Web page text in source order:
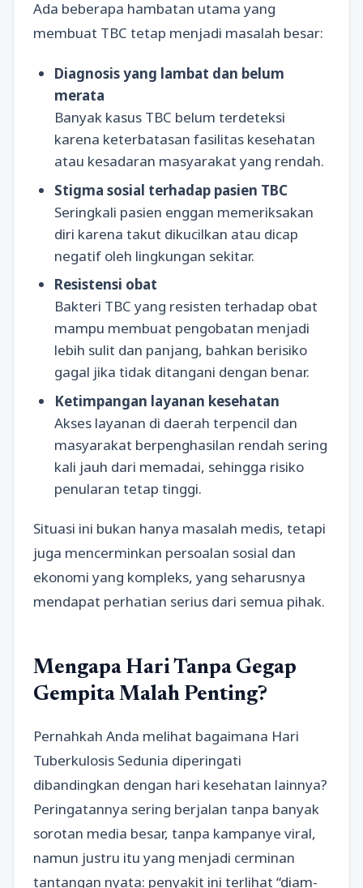
Ada beberapa hambatan utama yang
membuat TBC tetap menjadi masalah besar:
Diagnosis yang lambat dan belum
merata
Banyak kasus TBC belum terdeteksi
karena keterbatasan fasilitas kesehatan
atau kesadaran masyarakat yang rendah.
Stigma sosial terhadap pasien TBC
Seringkali pasien enggan memeriksakan
diri karena takut dikucilkan atau dicap
negatif oleh lingkungan sekitar.
Resistensi obat
Bakteri TBC yang resisten terhadap obat
mampu membuat pengobatan menjadi
lebih sulit dan panjang, bahkan berisiko
gagal jika tidak ditangani dengan benar.
Ketimpangan layanan kesehatan
Akses layanan di daerah terpencil dan
masyarakat berpenghasilan rendah sering
kali jauh dari memadai, sehingga risiko
penularan tetap tinggi.
Situasi ini bukan hanya masalah medis, tetapi
juga mencerminkan persoalan sosial dan
ekonomi yang kompleks, yang seharusnya
mendapat perhatian serius dari semua pihak.
Mengapa Hari Tanpa Gegap
Gempita Malah Penting?
Pernahkah Anda melihat bagaimana Hari
Tuberkulosis Sedunia diperingati
dibandingkan dengan hari kesehatan lainnya?
Peringatannya sering berjalan tanpa banyak
sorotan media besar, tanpa kampanye viral,
namun justru itu yang menjadi cerminan
tantangan nyata: penyakit ini terlihat “diam-